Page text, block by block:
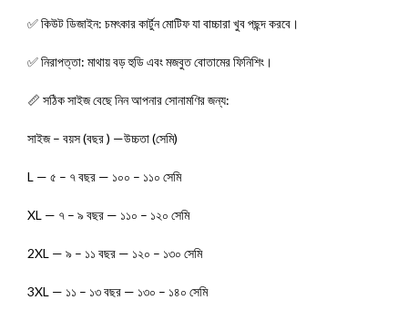
✅ কিউট ডিজাইন: চমৎকার কার্টুন মোটিফ যা বাচ্চারা খুব পছন্দ করবে।
✅ নিরাপত্তা: মাথায় বড় হুডি এবং মজবুত বোতামের ফিনিশিং।
📏 সঠিক সাইজ বেছে নিন আপনার সোনামণির জন্য:
সাইজ – বয়স (বছর ) —উচ্চতা (সেমি)
L — ৫ – ৭ বছর — ১০০ – ১১০ সেমি
XL — ৭ – ৯ বছর — ১১০ – ১২০ সেমি
2XL — ৯ – ১১ বছর — ১২০ – ১৩০ সেমি
3XL — ১১ – ১৩ বছর — ১৩০ – ১৪০ সেমি